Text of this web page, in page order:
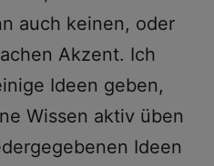
auch keinen, oder
Akzent. Ich
Ideen geben,
Wissen aktiv üben
Ideen